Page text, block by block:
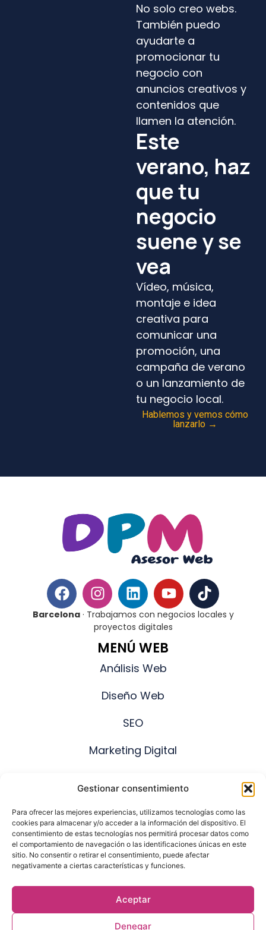
Gestionar consentimiento
Para ofrecer las mejores experiencias, utilizamos tecnologías como las
cookies para almacenar y/o acceder a la información del dispositivo. El
consentimiento de estas tecnologías nos permitirá procesar datos como
el comportamiento de navegación o las identificaciones únicas en este
sitio. No consentir o retirar el consentimiento, puede afectar
negativamente a ciertas características y funciones.
Aceptar
Denegar
No solo creo webs.
También puedo
ayudarte a
promocionar tu
negocio con
anuncios creativos y
contenidos que
llamen la atención.
Este
verano, haz
que tu
negocio
suene y se
vea
Vídeo, música,
montaje e idea
creativa para
comunicar una
promoción, una
campaña de verano
o un lanzamiento de
tu negocio local.
Hablemos y vemos cómo
lanzarlo →
Barcelona· Trabajamos con negocios locales y
proyectos digitales
MENÚ WEB
Análisis Web
Diseño Web
SEO
Marketing Digital
Contacto
TEXTOS LEGALES
Aviso Legal
Politica de privacidad